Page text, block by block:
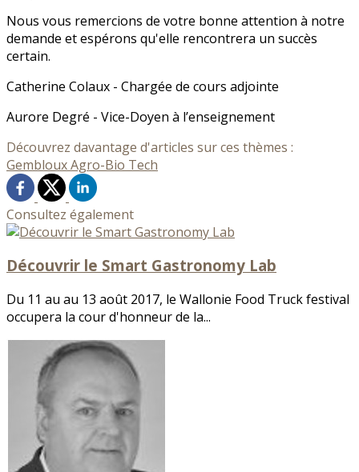
Nous vous remercions de votre bonne attention à notre
demande et espérons qu'elle rencontrera un succès
certain.
Catherine Colaux - Chargée de cours adjointe
Aurore Degré - Vice-Doyen à l’enseignement
Découvrez davantage d'articles sur ces thèmes :
Gembloux Agro-Bio Tech
Consultez également
Découvrir le Smart Gastronomy Lab
Du 11 au au 13 août 2017, le Wallonie Food Truck festival
occupera la cour d'honneur de la...